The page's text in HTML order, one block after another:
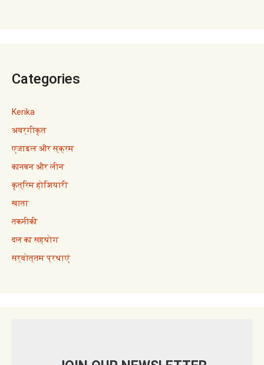
Categories
Kerika
अवर्गीकृत
एजाइल और स्क्रम
कानबन और लीन
कृत्रिम होशियारी
खाता
तकनीकी
दल का सहयोग
सर्वोत्तम प्रथाएं